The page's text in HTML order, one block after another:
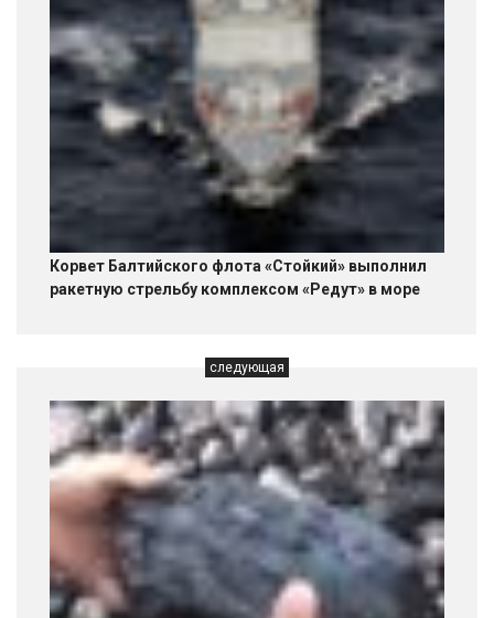
Корвет Балтийского флота «Стойкий» выполнил
ракетную стрельбу комплексом «Редут» в море
следующая